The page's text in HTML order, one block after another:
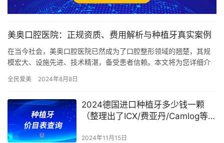
美奥口腔医院：正规资质、费用解析与种植牙真实案例
在当今社会，美奥口腔医院已然成为了口腔整形领域的翘楚，其规
模宏大、设施先进、技术精湛，备受患者信赖。本文将为您详细介
案例。…
全民爱美 2024年8月8日
2024德国进口种植牙多少钱一颗
（整理出了ICX/费亚丹/Camlog等品
2024年11月15日